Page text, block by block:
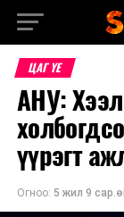
ЦАГ ҮЕ
АНУ: Хээл
үүрэгт
Огноо: 5 жил 9